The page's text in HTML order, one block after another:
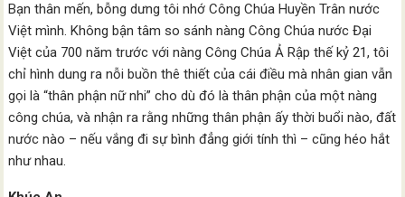
Bạn thân mến, bỗng dưng tôi nhớ Công Chúa Huyền Trân nước
Việt mình. Không bận tâm so sánh nàng Công Chúa nước Đại
Việt của 700 năm trước với nàng Công Chúa Ả Rập thế kỷ 21, tôi
chỉ hình dung ra nỗi buồn thê thiết của cái điều mà nhân gian vẫn
gọi là “thân phận nữ nhi” cho dù đó là thân phận của một nàng
công chúa, và nhận ra rằng những thân phận ấy thời buổi nào, đất
nước nào – nếu vắng đi sự bình đẳng giới tính thì – cũng héo hắt
như nhau.